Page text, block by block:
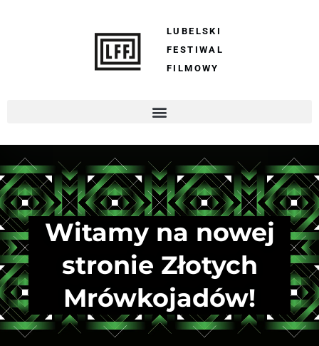
LUBELSKI
FESTIWAL
FILMOWY
Witamy na nowej
stronie Złotych
Mrówkojadów!